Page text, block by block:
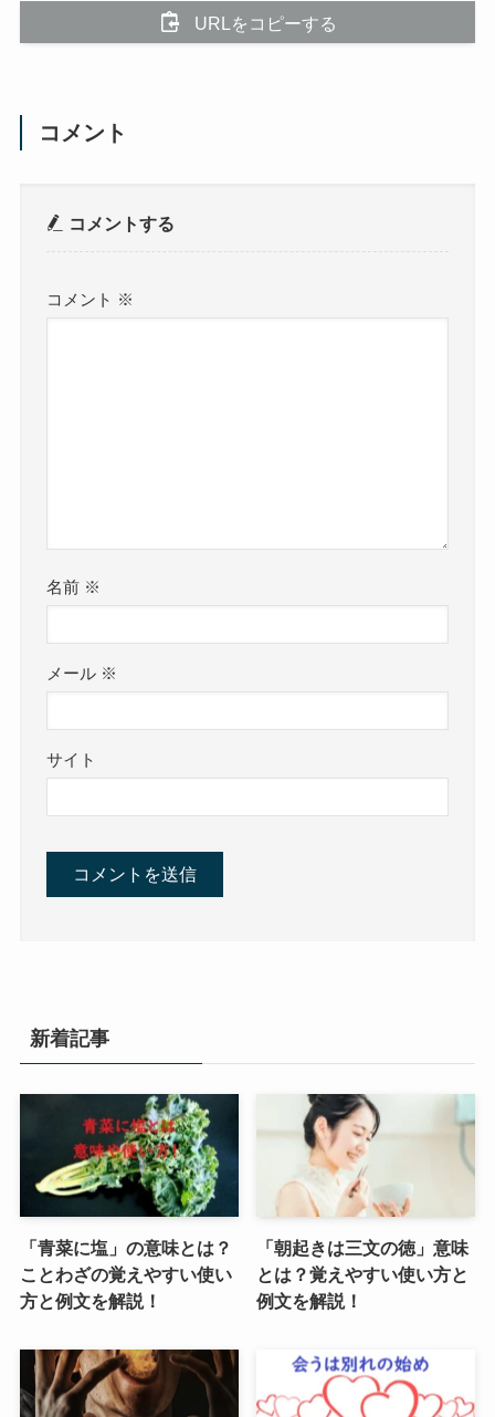
URLをコピーする
コメント
コメントする
コメント ※
名前 ※
メール ※
サイト
新着記事
「青菜に塩」の意味とは？
ことわざの覚えやすい使い
方と例文を解説！
「朝起きは三文の徳」意味
とは？覚えやすい使い方と
例文を解説！